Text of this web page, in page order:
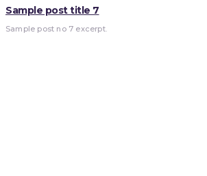
Sample post title 7
Sample post no 7 excerpt.